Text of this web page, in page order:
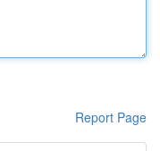
Report Page